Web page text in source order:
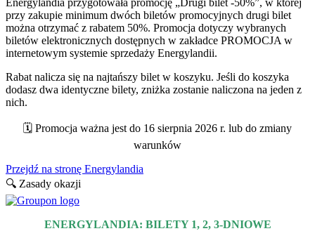
przy zakupie minimum dwóch biletów promocyjnych drugi bilet
można otrzymać z rabatem 50%. Promocja dotyczy wybranych
biletów elektronicznych dostępnych w zakładce PROMOCJA w
internetowym systemie sprzedaży Energylandii.
Rabat nalicza się na najtańszy bilet w koszyku. Jeśli do koszyka
dodasz dwa identyczne bilety, zniżka zostanie naliczona na jeden z
nich.
🗓️ Promocja ważna jest do 16 sierpnia 2026 r. lub do zmiany
warunków
Przejdź na stronę Energylandia
🔍 Zasady okazji
ENERGYLANDIA: BILETY 1, 2, 3-DNIOWE